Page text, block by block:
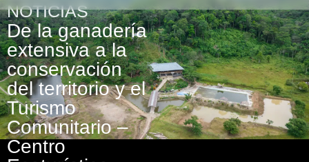
NOTICIAS
De la ganadería
extensiva a la
conservación
del territorio y el
Turismo
Comunitario –
Centro